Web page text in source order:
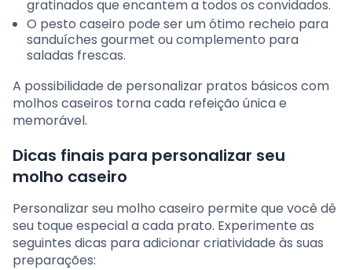
gratinados que encantem a todos os convidados.
O pesto caseiro pode ser um ótimo recheio para
sanduíches gourmet ou complemento para
saladas frescas.
A possibilidade de personalizar pratos básicos com
molhos caseiros torna cada refeição única e
memorável.
Dicas finais para personalizar seu
molho caseiro
Personalizar seu molho caseiro permite que você dê
seu toque especial a cada prato. Experimente as
seguintes dicas para adicionar criatividade às suas
preparações: